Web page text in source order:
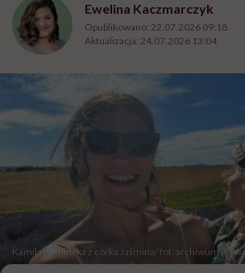
Ewelina Kaczmarczyk
Opublikowano: 22.07.2026 09:18
Aktualizacja: 24.07.2026 13:04
Kamila Kamińska z córką Jaśminą/ fot. archiwum